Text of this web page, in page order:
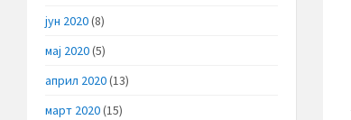
јун 2020(8)
мај 2020(5)
април 2020(13)
март 2020(15)